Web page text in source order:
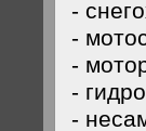
-
-
-
-
-